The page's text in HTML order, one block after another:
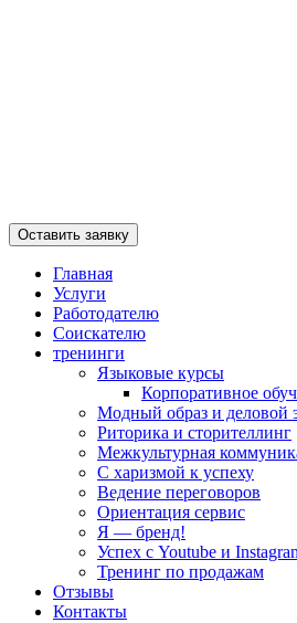
Оставить заявку
Главная
Услуги
Работодателю
Соискателю
тренинги
Языковые курсы
Корпоративное
Модный образ и деловой
Риторика и сторителлинг
Межкультурная
С харизмой к успеху
Ведение переговоров
Ориентация сервис
Я — бренд!
Успех с Youtube и
Тренинг по продажам
Отзывы
Контакты